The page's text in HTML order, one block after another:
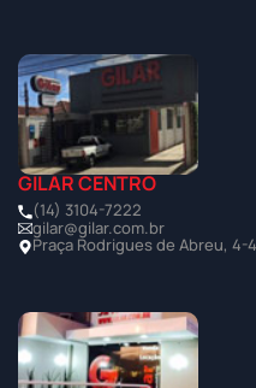
GILAR CENTRO
(14) 3104-7222
gilar@gilar.com.br
Praça Rodrigues de Abreu, 4-